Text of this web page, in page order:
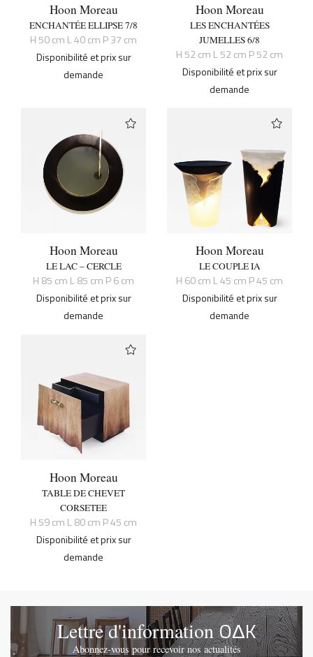
Hoon Moreau
ENCHANTÉE ELLIPSE 7/8
H 50 cm L 40 cm P 37 cm
Disponibilité et prix sur
demande
Hoon Moreau
LES ENCHANTÉES
JUMELLES 6/8
H 52 cm L 52 cm P 52 cm
Disponibilité et prix sur
demande
Hoon Moreau
LE LAC – CERCLE
H 85 cm L 85 cm P 6 cm
Disponibilité et prix sur
demande
Hoon Moreau
LE COUPLE IA
H 60 cm L 45 cm P 45 cm
Disponibilité et prix sur
demande
Hoon Moreau
TABLE DE CHEVET
CORSETEE
H 59 cm L 80 cm P 45 cm
Disponibilité et prix sur
demande
Lettre d'informationOΔK
Abonnez-vous pour recevoir nos actualités